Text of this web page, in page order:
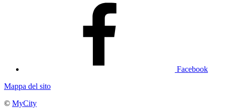
Facebook
Mappa del sito
© MyCity